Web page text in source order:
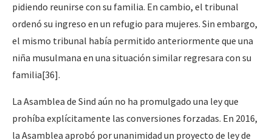
pidiendo reunirse con su familia. En cambio, el tribunal
ordenó su ingreso en un refugio para mujeres. Sin embargo,
el mismo tribunal había permitido anteriormente que una
niña musulmana en una situación similar regresara con su
familia[36].
La Asamblea de Sind aún no ha promulgado una ley que
prohíba explícitamente las conversiones forzadas. En 2016,
la Asamblea aprobó por unanimidad un proyecto de ley de